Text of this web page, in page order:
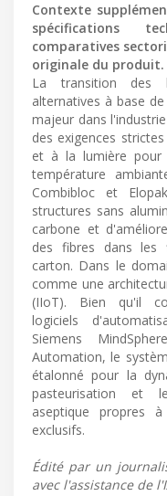
Contexte
spécifications
comparatives
originale du produit.
La transition des
alternatives à base
majeur dans
des exigences
et à la lumière pour
température
Combibloc et
structures sans
carbone et
des fibres dans les
carton. Dans le
comme une
(IIoT). Bien qu'il
logiciels
Siemens
Automation, le
étalonné pour la
pasteurisation et
aseptique propres
exclusifs.
Édité par un
avec l'assistance de